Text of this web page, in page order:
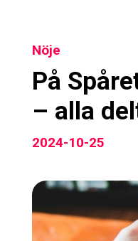
Nöje
På
– alla
2024-10-25